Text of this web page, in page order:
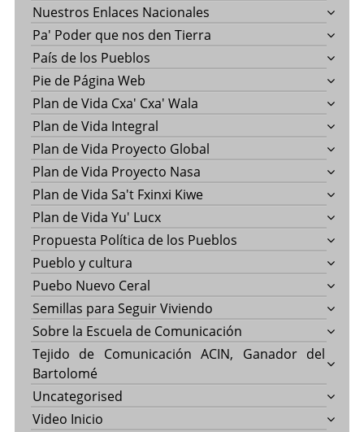
Nuestros Enlaces Nacionales
Pa' Poder que nos den Tierra
País de los Pueblos
Pie de Página Web
Plan de Vida Cxa' Cxa' Wala
Plan de Vida Integral
Plan de Vida Proyecto Global
Plan de Vida Proyecto Nasa
Plan de Vida Sa't Fxinxi Kiwe
Plan de Vida Yu' Lucx
Propuesta Política de los Pueblos
Pueblo y cultura
Puebo Nuevo Ceral
Semillas para Seguir Viviendo
Sobre la Escuela de Comunicación
Tejido de Comunicación ACIN, Ganador del
Bartolomé
Uncategorised
Video Inicio